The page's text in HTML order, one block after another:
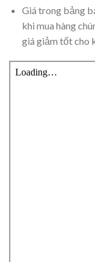
Giá trong bảng
khi mua hàng
giá giảm tốt cho